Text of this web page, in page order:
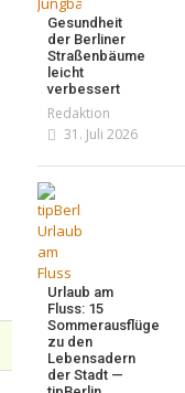
Gesundheit
der Berliner
Straßenbäume
leicht
verbessert
Redaktion
31. Juli 2026
Urlaub am
Fluss: 15
Sommerausflüge
zu den
Lebensadern
der Stadt —